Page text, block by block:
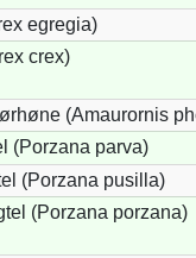
egregia)
crex)
(Amaurornis
(Porzana parva)
(Porzana pusilla)
(Porzana porzana)